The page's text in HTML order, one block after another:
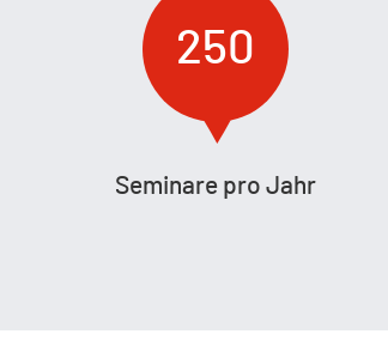
250
Seminare pro Jahr